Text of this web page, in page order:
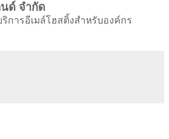
ด์ จำกัด
การอีเมล์โฮสติ้งสำหรับองค์กร